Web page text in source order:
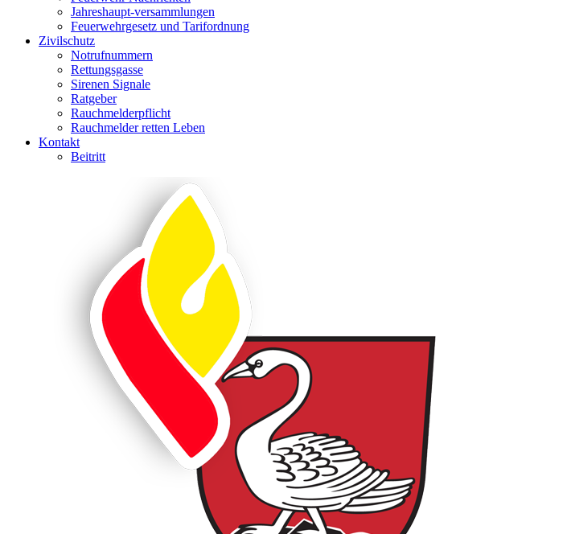
Jahreshaupt-versammlungen
Feuerwehrgesetz und Tarifordnung
Zivilschutz
Notrufnummern
Rettungsgasse
Sirenen Signale
Ratgeber
Rauchmelderpflicht
Rauchmelder retten Leben
Kontakt
Beitritt